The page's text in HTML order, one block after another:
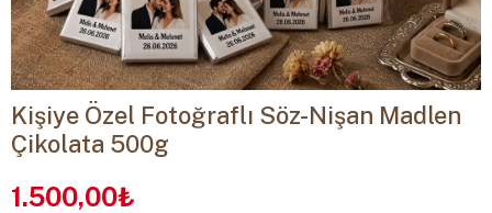
Kişiye Özel Fotoğraflı Söz-Nişan Madlen
Çikolata 500g
1.500,00₺